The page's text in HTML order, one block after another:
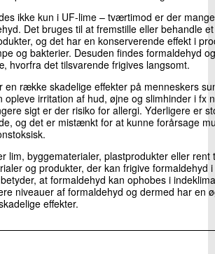
ikke kun i UF-lime – tværtimod er der
Det bruges til at fremstille eller behandle
og det har en konserverende effekt i
og bakterier. Desuden findes formaldehyd
hvorfra det tilsvarende frigives langsomt.
en række skadelige effekter på menneskers
opleve irritation af hud, øjne og slimhinder i fx
sigt er der risiko for allergi. Yderligere er
og det er mistænkt for at kunne forårsage
lim, byggematerialer, plastprodukter eller
og produkter, der kan frigive formaldehyd
at formaldehyd kan ophobes i
niveauer af formaldehyd og dermed har en
effekter.